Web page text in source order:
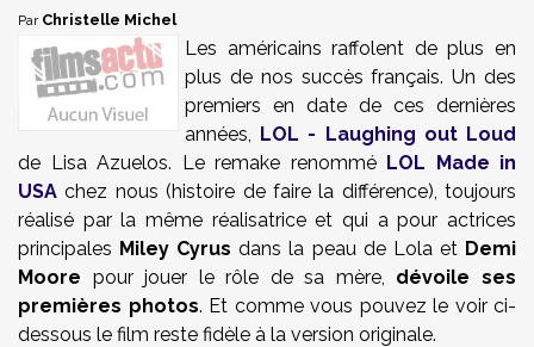
Par Christelle Michel
Les américains raffolent de plus en
plus de nos succès français. Un des
premiers en date de ces dernières
années, LOL - Laughing out Loud
de Lisa Azuelos. Le remake renommé LOL Made in
USA chez nous (histoire de faire la différence), toujours
réalisé par la même réalisatrice et qui a pour actrices
principales Miley Cyrus dans la peau de Lola et Demi
Moore pour jouer le rôle de sa mère, dévoile ses
premières photos. Et comme vous pouvez le voir ci-
dessous le film reste fidèle à la version originale.